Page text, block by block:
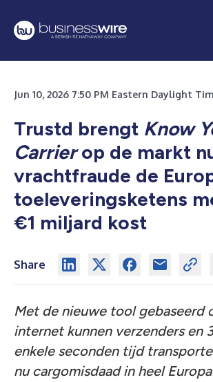
Jun 10, 2026 7:50 PM Eastern Daylight
Trustd brengt Know
Carrierop de markt
vrachtfraude de
toeleveringsketens
€1 miljard kost
Share
Met de nieuwe tool gebaseerd
internet kunnen verzenders en
enkele seconden tijd
nu cargomisdaad in heel Europa